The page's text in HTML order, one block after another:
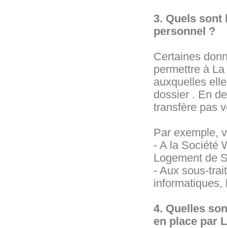
3. Quels sont
personnel ?
Certaines
permettre à
auxquelles
dossier . En
transfère pas
Par exemple,
- A la Société
Logement de
- Aux sous-
informatiques,
4. Quelles
en place par